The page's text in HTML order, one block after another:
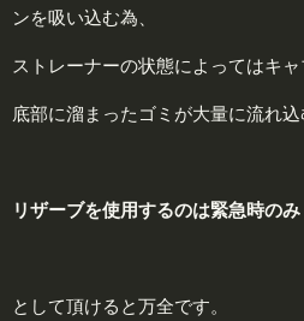
ンを吸い込む為、
ストレーナーの状態によってはキ
底部に溜まったゴミが大量に流れ込
リザーブを使用するのは緊急時のみ
として頂けると万全です。